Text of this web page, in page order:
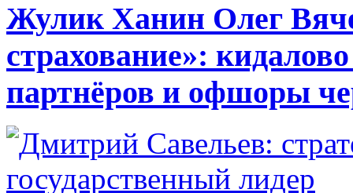
Жулик Ханин Олег
страхование»:
партнёров и офшоры